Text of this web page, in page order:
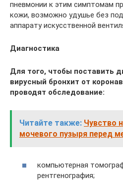
пневмонии к этим симптомам
кожи, возможно удушье без
аппарату искусственной
Диагностика
Для того, чтобы поставить
вирусный бронхит от
проводят обследование:
Читайте также: Чувство
мочевого пузыря перед
компьютерная
рентгенография;